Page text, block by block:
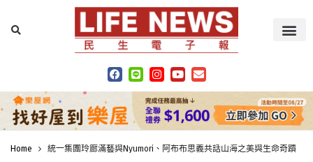
Home 統一集團玲廊滿藝與Nyumori、阿布布思義共話山海之美與生命奇蹟